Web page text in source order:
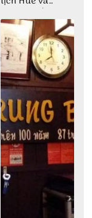
check-in đúng
những góc chụp
đẹp